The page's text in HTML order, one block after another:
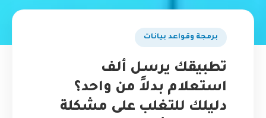
برمجة وقواعد بيانات
تطبيقك يرسل ألف
استعلام بدلاً من واحد؟
دليلك للتغلب على مشكلة